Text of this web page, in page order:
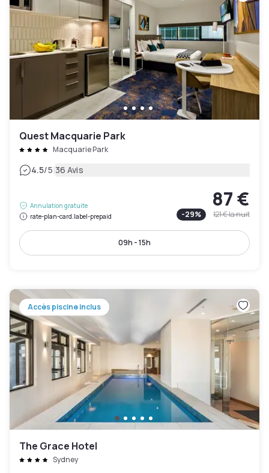
Quest Macquarie Park
Macquarie Park
4.5/5|36 Avis
Annulation gratuite
rate-plan-card.label-prepaid
87 €
-29% 121 €la nuit
09h - 15h
Accès piscine inclus
The Grace Hotel
Sydney